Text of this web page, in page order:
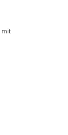
mit